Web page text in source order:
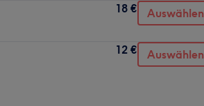
18 € Auswählen
12 € Auswählen